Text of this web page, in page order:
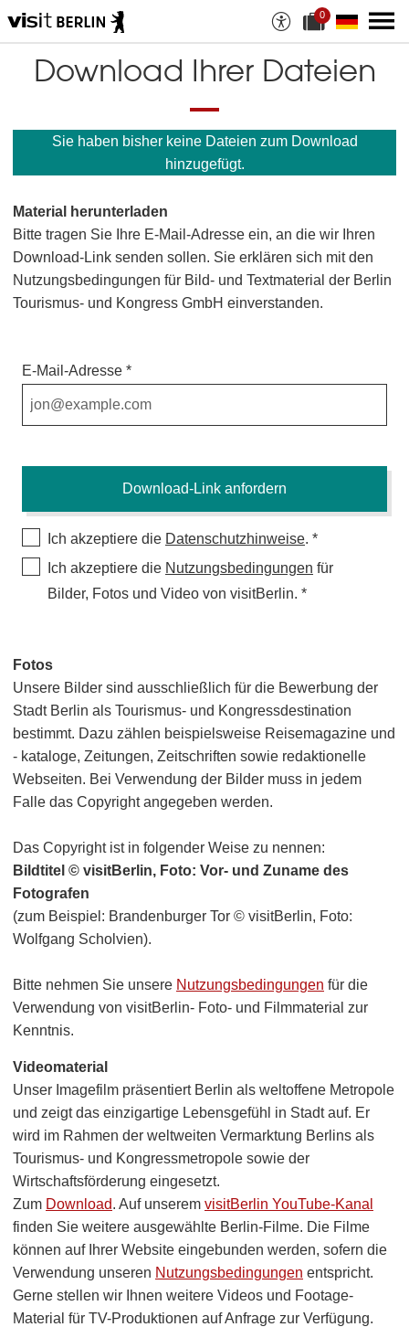
A
u
w
a
n
a
i
a
l
i
n
0
a
k
u
e
D
t
n
z
a
h
Download Ihrer Dateien
Sie haben bisher keine Dateien zum Download
hinzugefügt.
Material herunterladen
Bitte tragen Sie Ihre E-Mail-Adresse ein, an die wir Ihren
Download-Link senden sollen. Sie erklären sich mit den
Nutzungsbedingungen für Bild- und Textmaterial der Berlin
Tourismus- und Kongress GmbH einverstanden.
E-Mail-Adresse
Ich akzeptiere die Datenschutzhinweise.
Ich akzeptiere die Nutzungsbedingungen für
Bilder, Fotos und Video von visitBerlin.
Fotos
Unsere Bilder sind ausschließlich für die Bewerbung der
Stadt Berlin als Tourismus- und Kongressdestination
bestimmt. Dazu zählen beispielsweise Reisemagazine und
- kataloge, Zeitungen, Zeitschriften sowie redaktionelle
Webseiten. Bei Verwendung der Bilder muss in jedem
Falle das Copyright angegeben werden.
Das Copyright ist in folgender Weise zu nennen:
Bildtitel © visitBerlin, Foto: Vor- und Zuname des
Fotografen
(zum Beispiel: Brandenburger Tor © visitBerlin, Foto:
Wolfgang Scholvien).
Bitte nehmen Sie unsere Nutzungsbedingungen für die
Verwendung von visitBerlin- Foto- und Filmmaterial zur
Kenntnis.
Videomaterial
Unser Imagefilm präsentiert Berlin als weltoffene Metropole
und zeigt das einzigartige Lebensgefühl in Stadt auf. Er
wird im Rahmen der weltweiten Vermarktung Berlins als
Tourismus- und Kongressmetropole sowie der
Wirtschaftsförderung eingesetzt.
Zum Download. Auf unserem visitBerlin YouTube-Kanal
finden Sie weitere ausgewählte Berlin-Filme. Die Filme
können auf Ihrer Website eingebunden werden, sofern die
Verwendung unseren Nutzungsbedingungen entspricht.
Gerne stellen wir Ihnen weitere Videos und Footage-
Material für TV-Produktionen auf Anfrage zur Verfügung.